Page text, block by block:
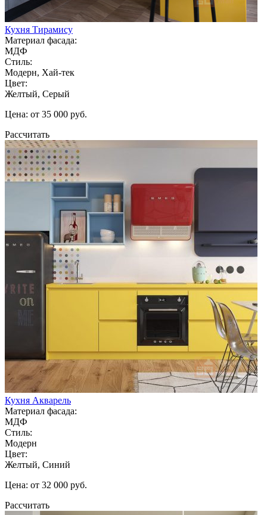
Кухня Тирамису
Материал фасада:
МДФ
Стиль:
Модерн, Хай-тек
Цвет:
Желтый, Серый
Цена: от 35 000 руб.
Рассчитать
Кухня Акварель
Материал фасада:
МДФ
Стиль:
Модерн
Цвет:
Желтый, Синий
Цена: от 32 000 руб.
Рассчитать